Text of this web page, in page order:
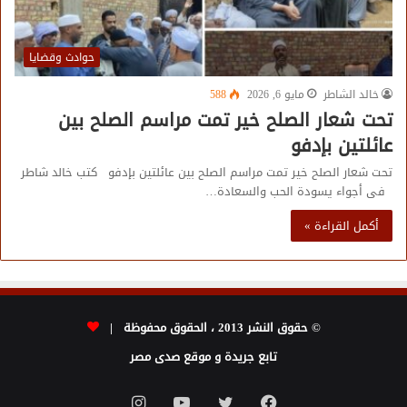
حوادث وقضايا
خالد الشاطر
مايو 6, 2026 588
تحت شعار الصلح خير تمت مراسم الصلح بين
عائلتين بإدفو
تحت شعار الصلح خير تمت مراسم الصلح بين عائلتين بإدفو كتب خالد شاطر
فى أجواء يسودة الحب والسعادة…
أكمل القراءة »
© حقوق النشر 2013 ، الحقوق محفوظة |
تابع جريدة و موقع صدى مصر